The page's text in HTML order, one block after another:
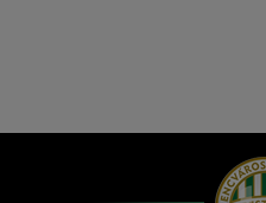
Hírek